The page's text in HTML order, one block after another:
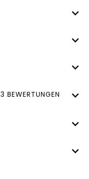
3 BEWERTUNGEN